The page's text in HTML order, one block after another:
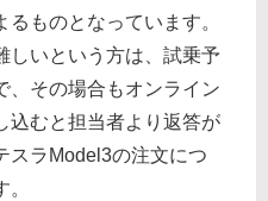
ものとなっています。
しいという方は、試乗予
、その場合もオンライン
込むと担当者より返答が
スラModel3の注文につ